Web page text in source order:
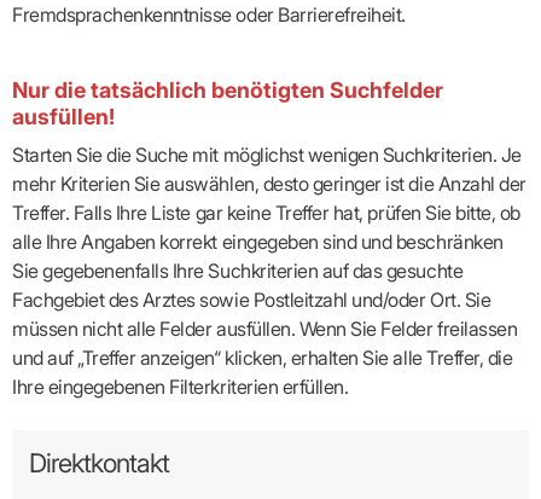
Fremdsprachenkenntnisse oder Barrierefreiheit.
Nur die tatsächlich benötigten Suchfelder
ausfüllen!
Starten Sie die Suche mit möglichst wenigen Suchkriterien. Je
mehr Kriterien Sie auswählen, desto geringer ist die Anzahl der
Treffer. Falls Ihre Liste gar keine Treffer hat, prüfen Sie bitte, ob
alle Ihre Angaben korrekt eingegeben sind und beschränken
Sie gegebenenfalls Ihre Suchkriterien auf das gesuchte
Fachgebiet des Arztes sowie Postleitzahl und/oder Ort. Sie
müssen nicht alle Felder ausfüllen. Wenn Sie Felder freilassen
und auf „Treffer anzeigen“ klicken, erhalten Sie alle Treffer, die
Ihre eingegebenen Filterkriterien erfüllen.
Direktkontakt